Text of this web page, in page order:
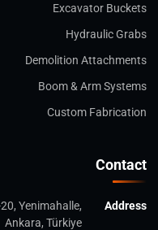
Excavator Buckets
Hydraulic Grabs
Demolition Attachments
Boom & Arm Systems
Custom Fabrication
Contact
Address
Yenimahalle,
Ankara, Türkiye